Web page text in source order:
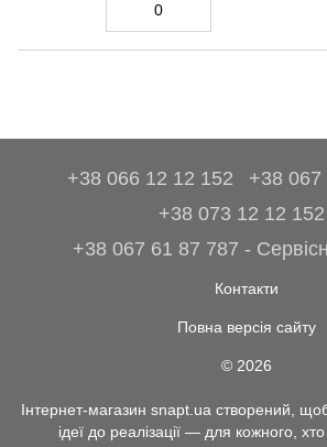
+38 066 12 12 152
+38 067
+38 073 12 12 152
+38 067 61 87 787 -
Контакти
Повна версія сайту
© 2026
Інтернет-магазин snapt.ua створений,
ідеї до реалізації — для кожного,